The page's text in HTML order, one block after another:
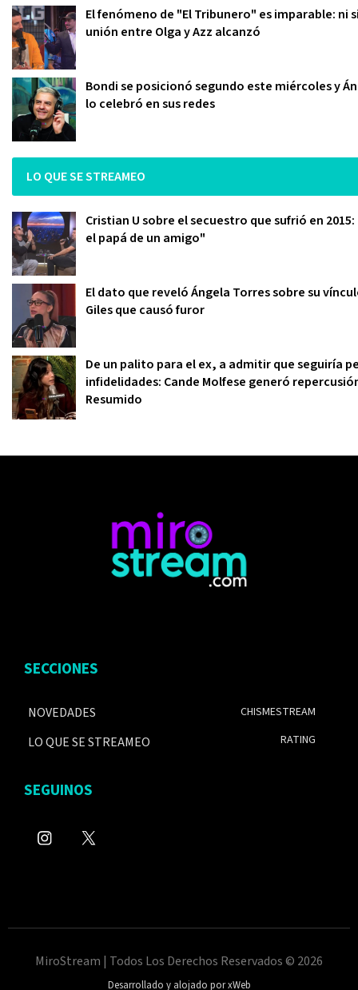
El fenómeno de "El Tribunero" es imparable: ni
unión entre Olga y Azz alcanzó
Bondi se posicionó segundo este miércoles y
lo celebró en sus redes
LO QUE SE STREAMEO
Cristian U sobre el secuestro que sufrió en
el papá de un amigo"
El dato que reveló Ángela Torres sobre su
Giles que causó furor
De un palito para el ex, a admitir que seguiría
infidelidades: Cande Molfese generó
Resumido
SECCIONES
NOVEDADES
LO QUE SE STREAMEO
CHISMESTREAM
RATING
SEGUINOS
MiroStream | Todos Los Derechos Reservados © 2026
Desarrollado y alojado por xWeb